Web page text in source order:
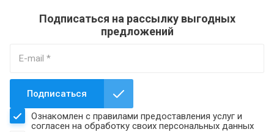
Подписаться на рассылку выгодных
предложений
Ознакомлен с правилами предоставления услуг и
согласен на обработку своих персональных данных
Подписаться